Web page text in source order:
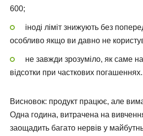
600;
іноді ліміт знижують без
особливо якщо ви давно не
не завжди зрозуміло, як саме
відсотки при часткових погашеннях.
Висновок: продукт працює, але
Одна година, витрачена на
заощадить багато нервів у